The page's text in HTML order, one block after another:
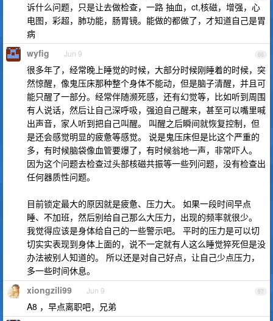
诉什么问题，只是让去做检查，一路 抽血，ct,核磁，增强，心
电图，彩超，肺功能，肠胃镜。能做的都做了，才知道自己是胃
病
66
wyfig Jun 9
很多年了，经常晚上睡觉的时候，大部分时候刚睡着的时候，突
然惊醒，像鬼压床那种整个身体不能动，但是脑子清醒，并且可
能只醒了一部分。经常伴随濒死感，还有幻觉等，比如听到周围
有人说话，然后让自己深呼吸，强迫自己醒来，甚至可以嘴里喊
出声音，家人听到把自己叫醒。 叫醒之后瞬间就恢复控制，但
是还会感觉明显的疲惫等感觉。 说是鬼压床但是比这个严重的
多，有时候脑袋像血管要爆了，有时候翁地一声，非常吓人。
因为这个问题去检查过头部核磁共振等一些列问题，没有检查出
任何器质性问题。
目前锁定最大的原因就是疲惫、压力大。 如果一段时间早点
睡、不加班，然后别给自己那么大压力，出现的频率就很少。
我觉得应该是身体给自己的一些警示吧。 平时的压力是可以切
切实实表现到身体上面的，说不一定就有人这么睡觉猝死但是没
办法被别人知道的。 所以还是对自己好点，让自己少点压力，
多一些时间休息。
67
xiongzili99 Jun 9
A8 ，早点离职吧，兄弟